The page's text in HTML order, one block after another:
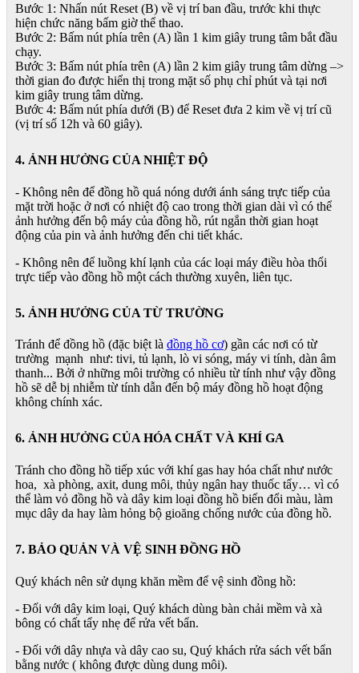
Bước 1: Nhấn nút Reset (B) về vị trí ban đầu, trước khi thực
hiện chức năng bấm giờ thể thao.
Bước 2: Bấm nút phía trên (A) lần 1 kim giây trung tâm bắt đầu
chạy.
Bước 3: Bấm nút phía trên (A) lần 2 kim giây trung tâm dừng –>
thời gian đo được hiển thị trong mặt số phụ chỉ phút và tại nơi
kim giây trung tâm dừng.
Bước 4: Bấm nút phía dưới (B) để Reset đưa 2 kim về vị trí cũ
(vị trí số 12h và 60 giây).
4. ẢNH HƯỞNG CỦA NHIỆT ĐỘ
- Không nên để đồng hồ quá nóng dưới ánh sáng trực tiếp của
mặt trời hoặc ở nơi có nhiệt độ cao trong thời gian dài vì có thể
ảnh hưởng đến bộ máy của đồng hồ, rút ngắn thời gian hoạt
động của pin và ảnh hưởng đến chi tiết khác.
- Không nên để luồng khí lạnh của các loại máy điều hòa thổi
trực tiếp vào đồng hồ một cách thường xuyên, liên tục.
5. ẢNH HƯỞNG CỦA TỪ TRƯỜNG
Tránh để đồng hồ (đặc biệt là đồng hồ cơ) gần các nơi có từ
trường mạnh như: tivi, tủ lạnh, lò vi sóng, máy vi tính, dàn âm
thanh... Bởi ở những môi trường có nhiều từ tính như vậy đồng
hồ sẽ dễ bị nhiễm từ tính dẫn đến bộ máy đồng hồ hoạt động
không chính xác.
6. ẢNH HƯỞNG CỦA HÓA CHẤT VÀ KHÍ GA
Tránh cho đồng hồ tiếp xúc với khí gas hay hóa chất như nước
hoa, xà phòng, axit, dung môi, thủy ngân hay thuốc tẩy… vì có
thể làm vỏ đồng hồ và dây kim loại đồng hồ biến đổi màu, làm
mục dây da hay làm hỏng bộ gioăng chống nước của đồng hồ.
7. BẢO QUẢN VÀ VỆ SINH ĐỒNG HỒ
Quý khách nên sử dụng khăn mềm để vệ sinh đồng hồ:
- Đối với dây kim loại, Quý khách dùng bàn chải mềm và xà
bông có chất tẩy nhẹ để rửa vết bẩn.
- Đối với dây nhựa và dây cao su, Quý khách rửa sách vết bẩn
bằng nước ( không được dùng dung môi).